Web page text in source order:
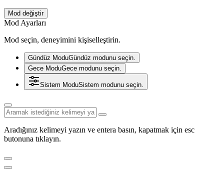
Mod değiştir
Mod Ayarları
Mod seçin, deneyimini kişiselleştirin.
Gündüz ModuGündüz modunu seçin.
Gece ModuGece modunu seçin.
Sistem ModuSistem modunu seçin.
Aradığınız kelimeyi yazın ve entera basın, kapatmak için esc
butonuna tıklayın.